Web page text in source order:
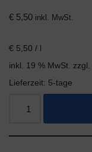
€ 5,50 inkl. MwSt.
€ 5,50 /
inkl. 19 % MwSt. zzgl.
Lieferzeit: 5-tage